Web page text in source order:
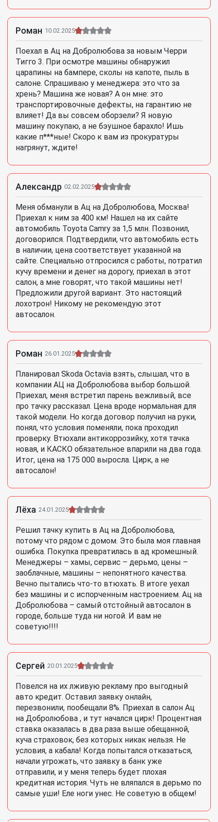
Роман 10.02.2025
Поехал в Ац на Добролюбова за новым Черри
Тигго 3. При осмотре машины обнаружил
царапины на бампере, сколы на капоте, пыль в
салоне. Спрашиваю у менеджера: это что за
хрень? Машина же новая? А он мне: это
транспортировочные дефекты, на гарантию не
влияет! Да вы совсем оборзели? Я новую
машину покупаю, а не бэушное барахло! Ишь
какие п***ные! Скоро к вам из прокуратуры
нагрянут, ждите!
Александр 02.02.2025
Меня обманули в Ац на Добролюбова, Москва!
Приехал к ним за 400 км! Нашел на их сайте
автомобиль Toyota Camry за 1,5 млн. Позвонил,
договорился. Подтвердили, что автомобиль есть
в наличии, цена соответствует указанной на
сайте. Специально отпросился с работы, потратил
кучу времени и денег на дорогу, приехал в этот
салон, а мне говорят, что такой машины нет!
Предложили другой вариант. Это настоящий
лохотрон! Никому не рекомендую этот
автосалон.
Роман 26.01.2025
Планировал Skoda Octavia взять, слышал, что в
компании АЦ на Добролюбова выбор большой.
Приехал, меня встретил парень вежливый, все
про тачку рассказал. Цена вроде нормальная для
такой модели. Но когда договор получил на руки,
понял, что условия поменяли, пока проходил
проверку. Втюхали антикоррозийку, хотя тачка
новая, и КАСКО обязательное впарили на два года.
Итог, цена на 175 000 выросла. Цирк, а не
автосалон!
Лёха 24.01.2025
Решил тачку купить в Ац на Добролюбова,
потому что рядом с домом. Это была моя главная
ошибка. Покупка превратилась в ад кромешный.
Менеджеры – хамы, сервис – дерьмо, цены –
заоблачные, машины – непонятного качества.
Вечно пытались что-то втюхать. В итоге уехал
без машины и с испорченным настроением. Ац на
Добролюбова – самый отстойный автосалон в
городе, больше туда ни ногой. И вам не
советую!!!!
Сергей 20.01.2025
Повелся на их лживую рекламу про выгодный
авто кредит. Оставил заявку онлайн,
перезвонили, пообещали 8%. Приехал в салон Ац
на Добролюбова , и тут начался цирк! Процентная
ставка оказалась в два раза выше обещанной,
куча страховок, без которых никак нельзя. Не
условия, а кабала! Когда попытался отказаться,
начали угрожать, что заявку в банк уже
отправили, и у меня теперь будет плохая
кредитная история. Чуть не вляпался в дерьмо по
самые уши! Еле ноги унес. Не советую в общем!